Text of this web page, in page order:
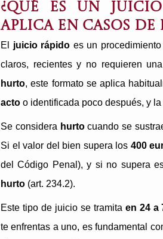
¿Qué es un
aplica en casos
El juicio rápido es un
claros, recientes y no requieren
hurto, este formato se aplica
acto o identificada poco después, y
Se considera hurtocuando se
Si el valor del bien supera los 400
del Código Penal), y si no supera
hurto (art. 234.2).
Este tipo de juicio se tramita en 24 a
te enfrentas a uno, es fundamental